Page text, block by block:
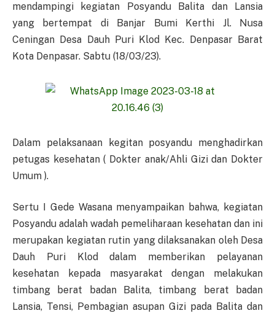
mendampingi kegiatan Posyandu Balita dan Lansia
yang bertempat di Banjar Bumi Kerthi Jl. Nusa
Ceningan Desa Dauh Puri Klod Kec. Denpasar Barat
Kota Denpasar. Sabtu (18/03/23).
Dalam pelaksanaan kegitan posyandu menghadirkan
petugas kesehatan ( Dokter anak/Ahli Gizi dan Dokter
Umum ).
Sertu I Gede Wasana menyampaikan bahwa, kegiatan
Posyandu adalah wadah pemeliharaan kesehatan dan ini
merupakan kegiatan rutin yang dilaksanakan oleh Desa
Dauh Puri Klod dalam memberikan pelayanan
kesehatan kepada masyarakat dengan melakukan
timbang berat badan Balita, timbang berat badan
Lansia, Tensi, Pembagian asupan Gizi pada Balita dan